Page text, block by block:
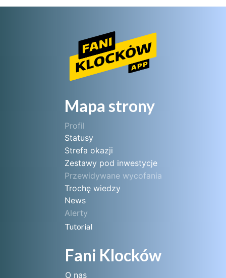
Mapa strony
Profil
Statusy
Strefa okazji
Zestawy pod inwestycje
Przewidywane wycofania
Trochę wiedzy
News
Alerty
Tutorial
Fani Klocków
O nas